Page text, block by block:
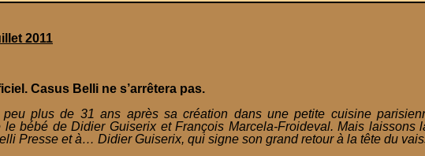
2011
Casus Belli ne s’arrêtera pas.
plus de 31 ans après sa création dans une petite cuisine
le bébé de Didier Guiserix et François Marcela-Froideval. Mais laissons
Presse et à… Didier Guiserix, qui signe son grand retour à la tête du